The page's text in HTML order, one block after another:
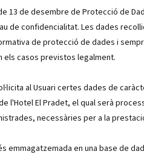
13 de desembre de Protecció de
de confidencialitat. Les dades
de protecció de dades i
els casos previstos legalment.
al Usuari certes dades de
El Pradet, el qual serà
necessàries per a la
en una base de